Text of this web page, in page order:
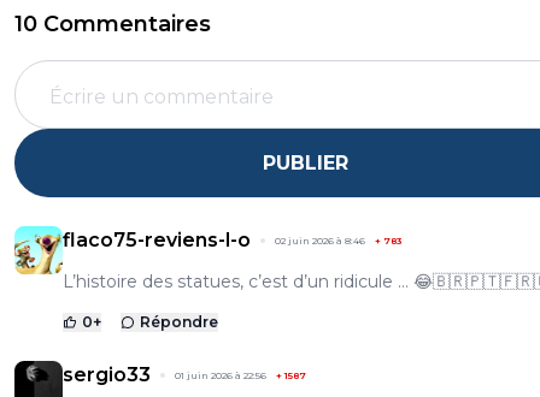
10 Commentaires
PUBLIER
flaco75-reviens-l-o 02 juin 2026 à 8:46 + 783
L’histoire des statues, c’est d’un ridicule …
0+ Répondre
sergio33 01 juin 2026 à 22:56 +1587